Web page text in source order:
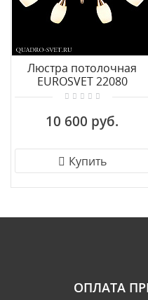
Люстра потолочная
EUROSVET 22080
22080/6 золото
10 600 руб.
Купить
ОПЛАТА